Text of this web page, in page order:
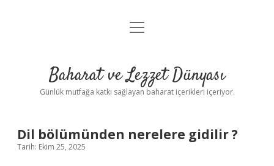
Anasayfa
Yasal Uyarı
menüyü
Baharat ve Lezzet Dünyası
Günlük mutfağa katkı sağlayan baharat içerikleri içeriyor.
Dil bölümünden nerelere gidilir ?
Tarih: Ekim 25, 2025